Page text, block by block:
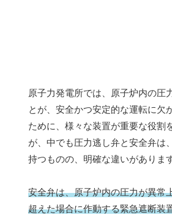
原子力発電所では、原子炉内の圧
とが、安全かつ安定的な運転に欠
ために、様々な装置が重要な役割
が、中でも圧力逃し弁と安全弁は
持つものの、明確な違いがあります
安全弁は、原子炉内の圧力が異常
超えた場合に作動する緊急遮断装